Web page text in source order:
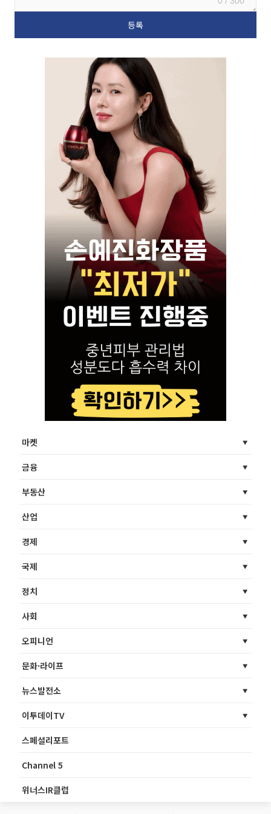
마켓
금융
부동산
산업
경제
국제
정치
사회
오피니언
문화·라이프
뉴스발전소
이투데이TV
스페셜리포트
Channel 5
위너스IR클럽